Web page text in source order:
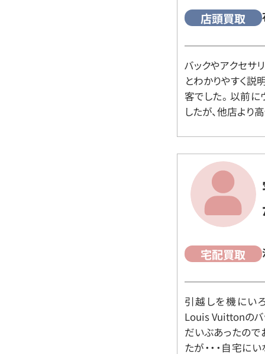
店頭買取
バックやアクセサ
とわかりやすく説
客でした。 以前
したが、他店より
宅配買取
引越しを機にい
Louis Vuittonのバ
だいぶあったので
たが・・・自宅に